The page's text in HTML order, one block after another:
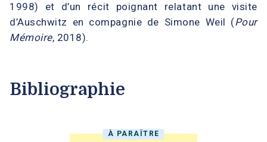
1998) et d’un récit poignant relatant une visite
d’Auschwitz en compagnie de Simone Weil (Pour
Mémoire, 2018).
Bibliographie
À PARAÎTRE